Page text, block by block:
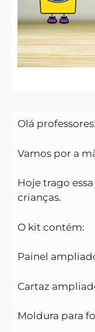
Olá professores!
Vamos por a
Hoje trago
crianças.
O kit contém:
Painel
Cartaz
Moldura para